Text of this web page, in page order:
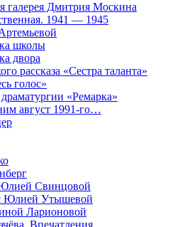
галерея Дмитрия Москина
1941 — 1945
школы
двора
рассказа «Сестра таланта»
голос»
«Ремарка»
август 1991-го…
Свинцовой
Юлией Утышевой
Ларионовой